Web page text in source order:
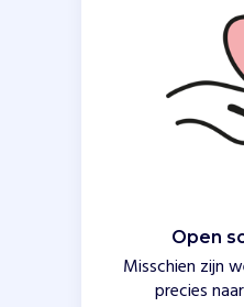
Open
Misschien zijn
precies